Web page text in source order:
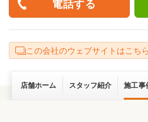
この会社のウェブサイトはこちら
店舗ホーム スタッフ紹介 施工事